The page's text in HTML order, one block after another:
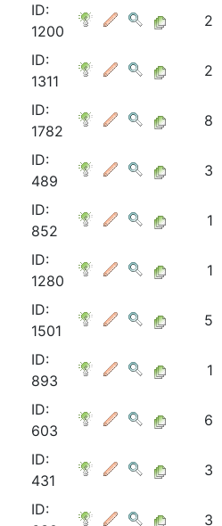
ID:
1200
2
ID:
1311
2
ID:
1782
8
ID:
489
3
ID:
852
1
ID:
1280
1
ID:
1501
5
ID:
893
1
ID:
603
6
ID:
431
3
ID:
3